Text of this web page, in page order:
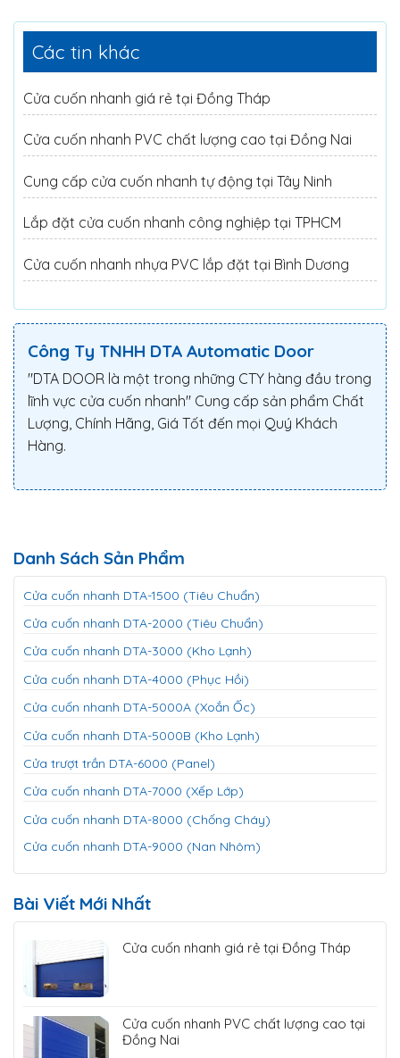
Các tin khác
Cửa cuốn nhanh giá rẻ tại Đồng Tháp
Cửa cuốn nhanh PVC chất lượng cao tại Đồng Nai
Cung cấp cửa cuốn nhanh tự động tại Tây Ninh
Lắp đặt cửa cuốn nhanh công nghiệp tại TPHCM
Cửa cuốn nhanh nhựa PVC lắp đặt tại Bình Dương
Công Ty TNHH DTA Automatic Door
"DTA DOOR là một trong những CTY hàng đầu trong
lĩnh vực cửa cuốn nhanh" Cung cấp sản phẩm Chất
Lượng, Chính Hãng, Giá Tốt đến mọi Quý Khách
Hàng.
Danh Sách Sản Phẩm
Cửa cuốn nhanh DTA-1500 (Tiêu Chuẩn)
Cửa cuốn nhanh DTA-2000 (Tiêu Chuẩn)
Cửa cuốn nhanh DTA-3000 (Kho Lạnh)
Cửa cuốn nhanh DTA-4000 (Phục Hồi)
Cửa cuốn nhanh DTA-5000A (Xoắn Ốc)
Cửa cuốn nhanh DTA-5000B (Kho Lạnh)
Cửa trượt trần DTA-6000 (Panel)
Cửa cuốn nhanh DTA-7000 (Xếp Lớp)
Cửa cuốn nhanh DTA-8000 (Chống Cháy)
Cửa cuốn nhanh DTA-9000 (Nan Nhôm)
Bài Viết Mới Nhất
Cửa cuốn nhanh giá rẻ tại Đồng Tháp
Cửa cuốn nhanh PVC chất lượng cao tại
Đồng Nai